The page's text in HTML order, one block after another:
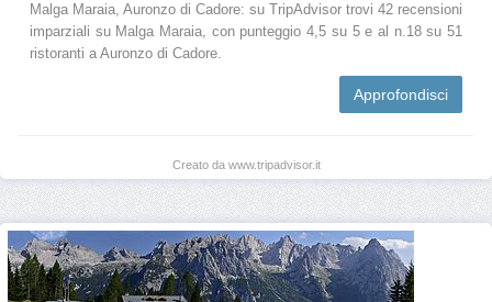
Malga Maraia, Auronzo di Cadore: su TripAdvisor trovi 42 recensioni
imparziali su Malga Maraia, con punteggio 4,5 su 5 e al n.18 su 51
ristoranti a Auronzo di Cadore.
Approfondisci
Creato da www.tripadvisor.it